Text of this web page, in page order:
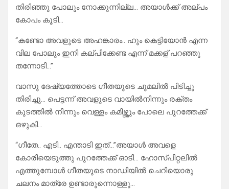
തിരിഞ്ഞു പോലും നോക്കുന്നില്ല… അയാൾക്ക്‌ അല്പം
കോപം കൂടി…
“കണ്ടോ അവളുടെ അഹങ്കാരം.. ഹും കെട്ടിയോൻ എന്ന
വില പോലും ഇനി കല്പിക്കേണ്ട എന്ന് മക്കള് പറഞ്ഞു
തന്നോടി…”
വാസു ദേഷ്യത്തോടെ ഗീതയുടെ ചുമലിൽ പിടിച്ചു
തിരിച്ചു… പെട്ടന്ന് അവളുടെ വായിൽനിന്നും രക്തം
കുടത്തിൽ നിന്നും വെള്ളം കമിഴ്ത്തും പോലെ പുറത്തേക്ക്
ഒഴുകി…
“ഗീതേ.. എടി.. എന്താടി ഇത്…”അയാൾ അവളെ
കോരിയെടുത്തു പുറത്തേക്ക് ഓടി… ഹോസ്പിറ്റലിൽ
എത്തുമ്പോൾ ഗീതയുടെ നാഡിയിൽ ചെറിയൊരു
ചലനം മാത്രേ ഉണ്ടാരുന്നൊള്ളു…